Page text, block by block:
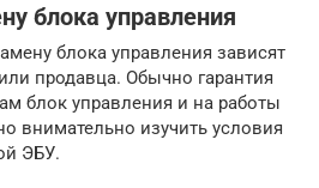
блока управления
блока управления зависят
продавца. Обычно гарантия
блок управления и на работы
внимательно изучить условия
ЭБУ.